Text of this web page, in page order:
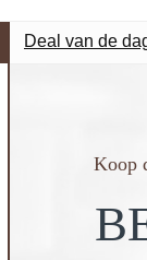
Deal van de
Koop